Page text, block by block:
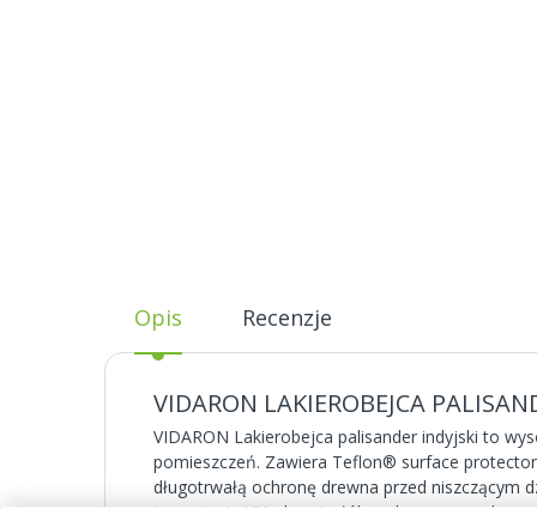
Opis Recenzje
VIDARON LAKIEROBEJCA
VIDARON Lakierobejca palisander indyjski to
pomieszczeń. Zawiera Teflon® surface
długotrwałą ochronę drewna przed
i promienie UV, chroni włókna drewna przed